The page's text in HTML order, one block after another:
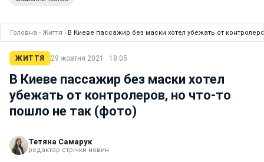
Головна › Життя › В Киеве пассажир без маски хотел убежать от
ЖИТТЯ 29 жовтня 2021 · 18:05
В Киеве пассажир без маски хотел
убежать от контролеров, но что-то
пошло не так (фото)
Тетяна Самарук
редактор стрічки новин